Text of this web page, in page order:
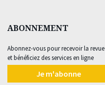
ABONNEMENT
Abonnez-vous pour recevoir la revue
et bénéficiez des services en ligne
Je m'abonne